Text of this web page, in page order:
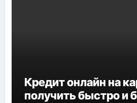
Кредит онлайн на
получить быстро и